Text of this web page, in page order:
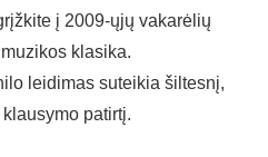
į 2009-ųjų vakarėlių
klasika.
leidimas suteikia šiltesnį,
patirtį.